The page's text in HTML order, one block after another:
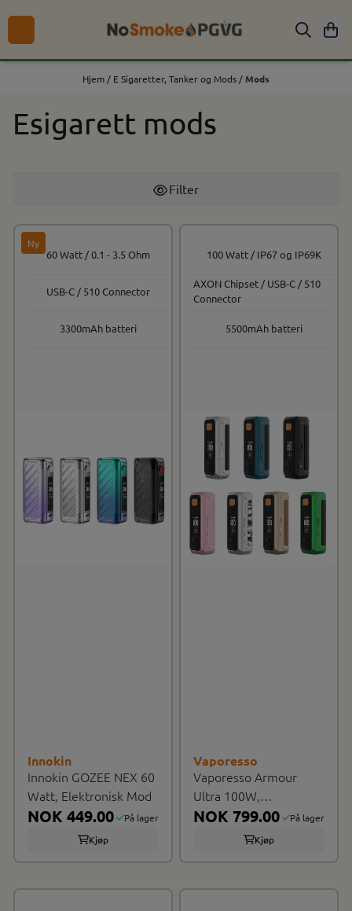
Hopp til innhold
Hjem / E Sigaretter, Tanker og Mods / Mods
Esigarett mods
Filter
Ny
Innokin
Innokin GOZEE NEX 60
Watt, Elektronisk Mod
NOK 449.00
På lager
Kjøp
60 Watt / 0.1 - 3.5 Ohm
USB-C / 510 Connector
3300mAh batteri
Vaporesso
Vaporesso Armour
Ultra 100W,
Elektronisk Mod
NOK 799.00
På lager
Kjøp
100 Watt / IP67 og IP69K
AXON Chipset / USB-C / 510
Connector
5500mAh batteri